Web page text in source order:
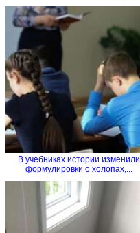
В учебниках истории изменили
формулировки о холопах,...